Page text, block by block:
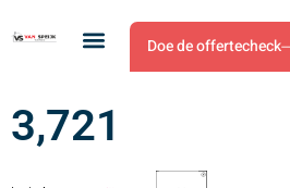
Doe de offertecheck
3,721